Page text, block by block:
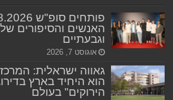
האנשים והסיפורים
וגבעתיים
אוגוסט 7, 2026
גאווה ישראלית:
הוא היחיד בארץ
הירוקים" בעולם